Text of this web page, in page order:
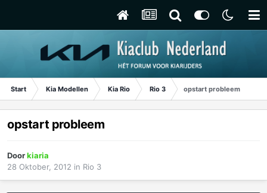
Start Kia Modellen Kia Rio Rio 3 opstart probleem
opstart probleem
Doorkiaria
28 Oktober, 2012 in Rio 3